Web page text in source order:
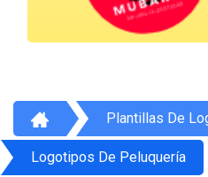
Plantillas De
Logotipos De Peluquería